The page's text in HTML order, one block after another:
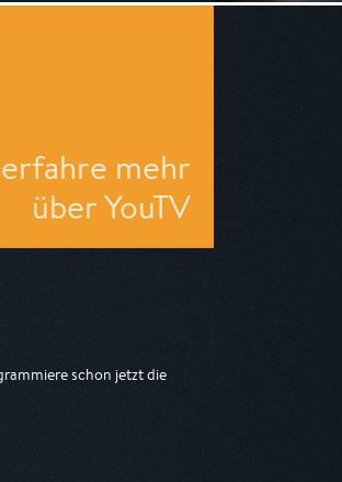
erfahre mehr
über YouTV
schon jetzt die